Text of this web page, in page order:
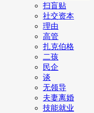
扫盲贴
社交资本
理由
高管
扎克伯格
二孩
民企
谈
无领导
夫妻离婚
技能就业